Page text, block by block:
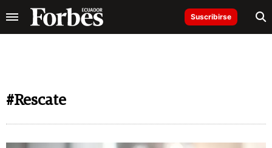
Suscribirse
#Rescate